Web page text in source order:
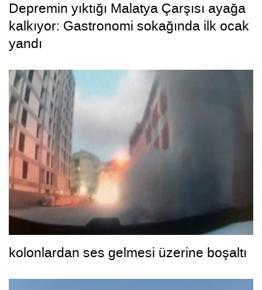
Depremin yıktığı Malatya Çarşısı ayağa
kalkıyor: Gastronomi sokağında ilk ocak
yandı
kolonlardan ses gelmesi üzerine boşaltı